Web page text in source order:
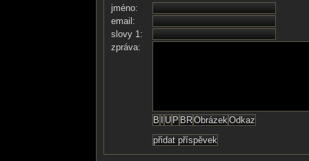
jméno:
email:
slovy 1:
zpráva: